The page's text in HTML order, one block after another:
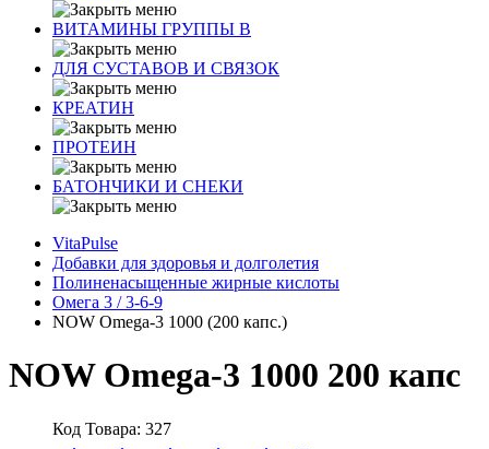
ВИТАМИНЫ ГРУППЫ В
ДЛЯ СУСТАВОВ И СВЯЗОК
КРЕАТИН
ПРОТЕИН
БАТОНЧИКИ И СНЕКИ
VitaPulse
Добавки для здоровья и долголетия
Полиненасыщенные жирные кислоты
Омега 3 / 3-6-9
NOW Omega-3 1000 (200 капс.)
NOW Omega-3 1000 200 капс
Код Товара: 327